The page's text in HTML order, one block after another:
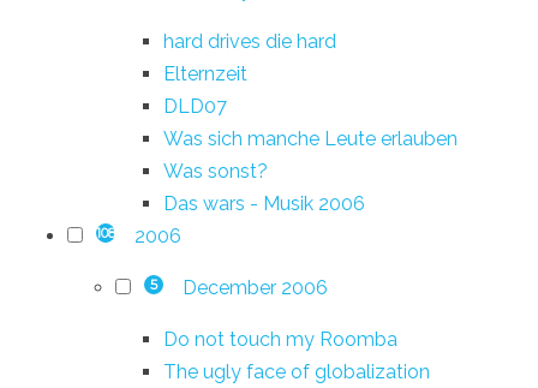
hard drives die hard
Elternzeit
DLD07
Was sich manche Leute erlauben
Was sonst?
Das wars - Musik 2006
108 2006
5 December 2006
Do not touch my Roomba
The ugly face of globalization